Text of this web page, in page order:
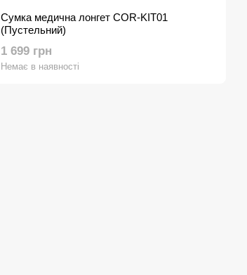
Сумка медична лонгет COR-KIT01
(Пустельний)
1 699 грн
Немає в наявності